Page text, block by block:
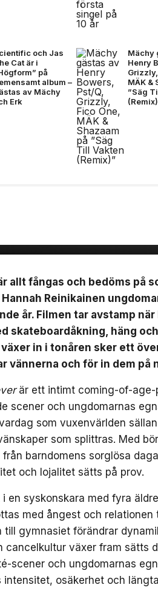
och Jas
Cat är i
på
album –
av Mächy
Erk
Mächy
Henry
MÄK &
”Säg
allt fångas och bedöms på
Reinikainen
år. Filmen tar avstamp
skateboardåkning, häng
växer in i tonåren sker ett
vännerna och för in dem på
är ett intimt coming-of-
scener och ungdomarnas
som vuxenvärlden
som splittras. Med
barndomens sorglösa
och lojalitet sätts på prov.
i en syskonskara med fyra
med ångest och
till gymnasiet förändrar
cancelkultur växer fram sätts
scener och ungdomarnas
intensitet, osäkerhet och